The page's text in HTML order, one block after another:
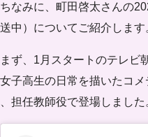
ちなみに、町田啓太さんの
送中）についてご紹介します
まず、1月スタートのテレビ
女子高生の日常を描いたコ
、担任教師役で登場しました